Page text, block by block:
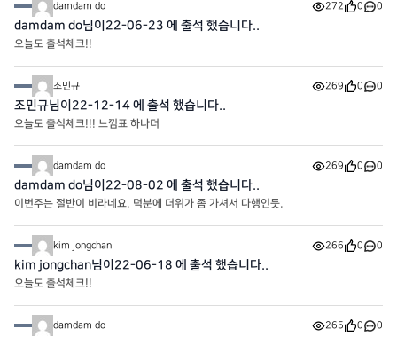
damdam do 272 0 0
damdam do님이22-06-23 에 출석 했습니다..
오늘도 출석체크!!
조민규 269 0 0
조민규님이22-12-14 에 출석 했습니다..
오늘도 출석체크!!! 느낌표 하나더
damdam do 269 0 0
damdam do님이22-08-02 에 출석 했습니다..
이번주는 절반이 비라네요. 덕분에 더위가 좀 가셔서 다행인듯.
kim jongchan 266 0 0
kim jongchan님이22-06-18 에 출석 했습니다..
오늘도 출석체크!!
damdam do 265 0 0